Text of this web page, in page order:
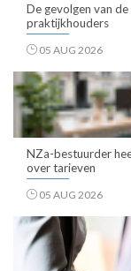
De gevolgen van
praktijkhouders
05 AUG 2026
NZa-bestuurder
over tarieven
05 AUG 2026